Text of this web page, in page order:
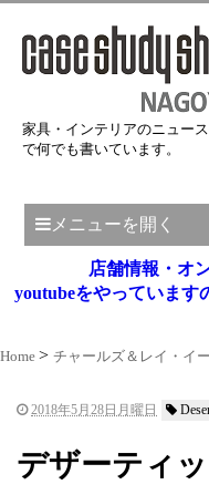
家具・インテリアのニュー
で何でも書いています。
メニューを開く
店舗情報・オ
youtubeをやっています
Home チャールズ＆レイ・イ
2018年5月28日月曜日
デザーティ